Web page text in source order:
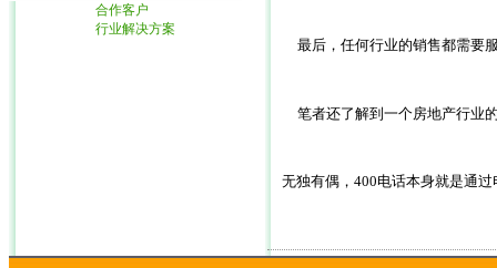
合作客户
行业解决方案
最后，任何行业的销售都需要服
笔者还了解到一个房地产行业
无独有偶，400电话本身就是通过